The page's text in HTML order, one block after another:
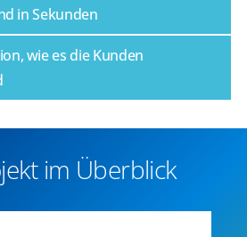
in Sekunden
wie es die Kunden
im Überblick